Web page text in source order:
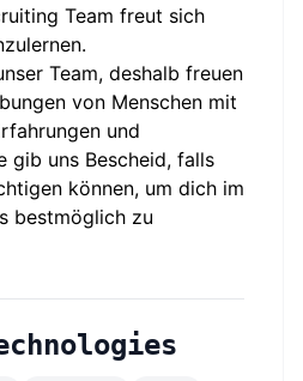
Team freut sich
Team, deshalb freuen
von Menschen mit
und
gib uns Bescheid, falls
können, um dich im
bestmöglich zu